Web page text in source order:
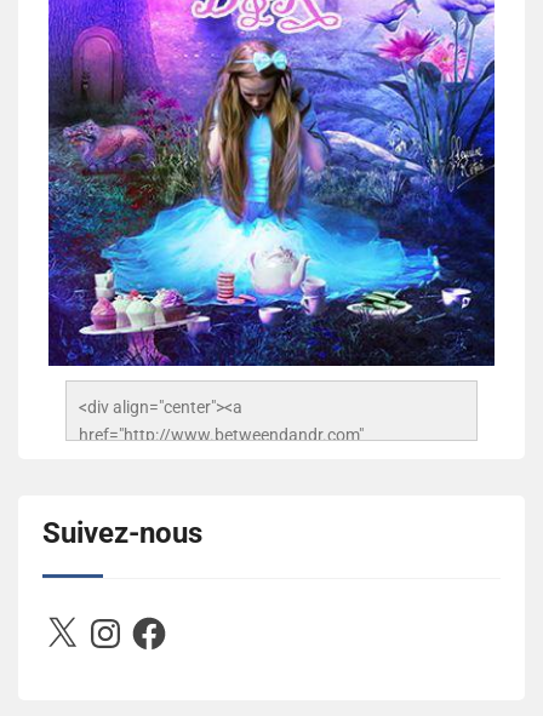
<div align="center"><a
href="http://www.betweendandr.com"
503716673157532-2788222864243652657-n.jpg"
alt="Between D&R" style="border:none;" /></a>
</div>
Suivez-nous
X InstagramFacebook